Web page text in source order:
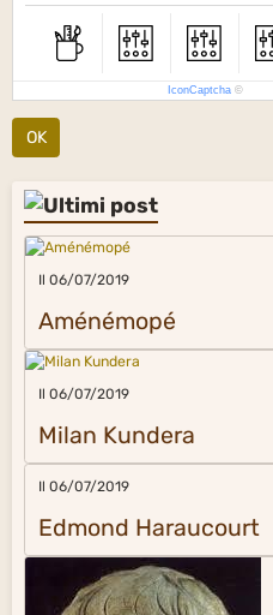
IconCaptcha ©
OK
Il 06/07/2019
Aménémopé
Il 06/07/2019
Milan Kundera
Il 06/07/2019
Edmond Haraucourt